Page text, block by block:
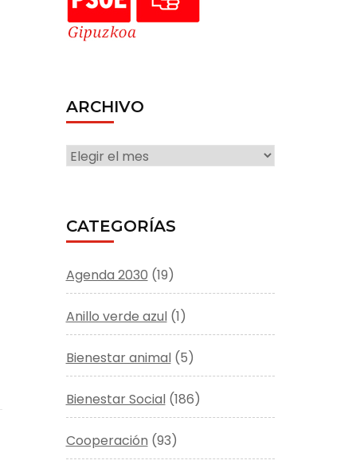
ARCHIVO
ARCHIVO
CATEGORÍAS
Agenda 2030 (19)
Anillo verde azul(1)
Bienestar animal(5)
Bienestar Social(186)
Cooperación (93)